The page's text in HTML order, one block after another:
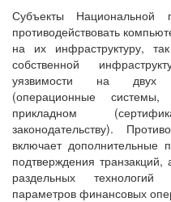
Субъекты Национальной
противодействовать
на их инфраструктуру,
собственной
уязвимости на двух
(операционные
прикладном
законодательству).
включает дополнительные
подтверждения транзакций,
раздельных
параметров финансовых